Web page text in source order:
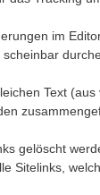
im
Text
gelöscht
Sitelinks,